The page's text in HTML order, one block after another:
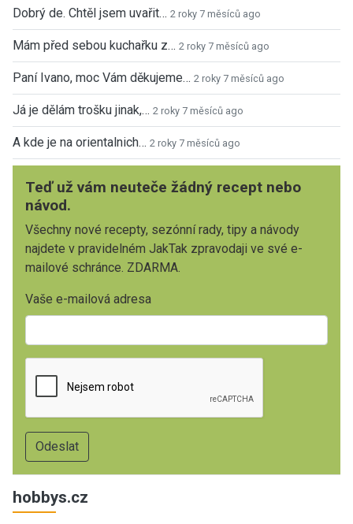
Dobrý de. Chtěl jsem uvařit… 2 roky 7 měsíců ago
Mám před sebou kuchařku z… 2 roky 7 měsíců ago
Paní Ivano, moc Vám děkujeme… 2 roky 7 měsíců ago
Já je dělám trošku jinak,… 2 roky 7 měsíců ago
A kde je na orientalnich… 2 roky 7 měsíců ago
Teď už vám neuteče žádný recept nebo
návod.
Všechny nové recepty, sezónní rady, tipy a návody
najdete v pravidelném JakTak zpravodaji ve své e-
mailové schránce. ZDARMA.
Vaše e-mailová adresa
hobbys.cz